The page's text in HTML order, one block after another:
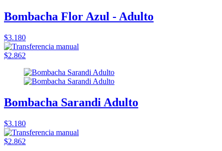
Bombacha Flor Azul - Adulto
$3.180
$2.862
Bombacha Sarandi Adulto
$3.180
$2.862